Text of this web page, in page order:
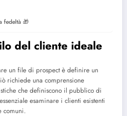
fedeltà 🎁
del cliente ideale
un file di prospect è definire un
richiede una comprensione
che definiscono il pubblico di
esaminare i clienti esistenti
comuni.